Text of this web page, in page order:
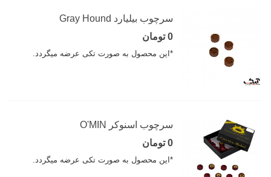
سرچوب بیلیارد Gray Hound
0 تومان
*این محصول به صورت تکی عرضه میگردد.
سرچوب اسنوکر O'MIN
0 تومان
*این محصول به صورت تکی عرضه میگردد.